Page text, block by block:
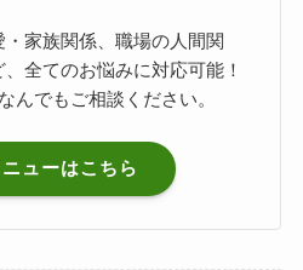
・家族関係、職場の人間関
全てのお悩みに対応可能！
んでもご相談ください。
ューはこちら